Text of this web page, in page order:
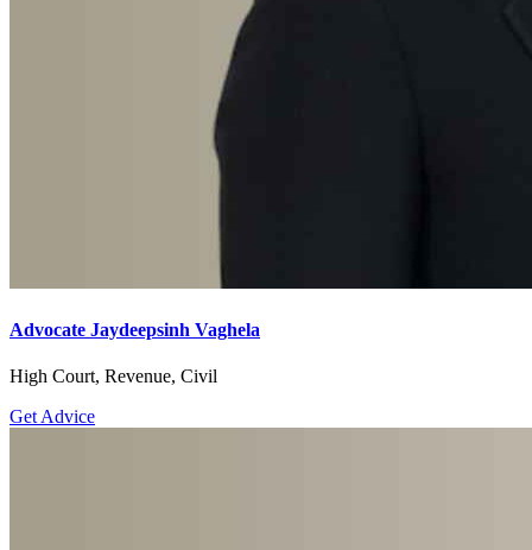
Advocate Jaydeepsinh Vaghela
High Court, Revenue, Civil
Get Advice